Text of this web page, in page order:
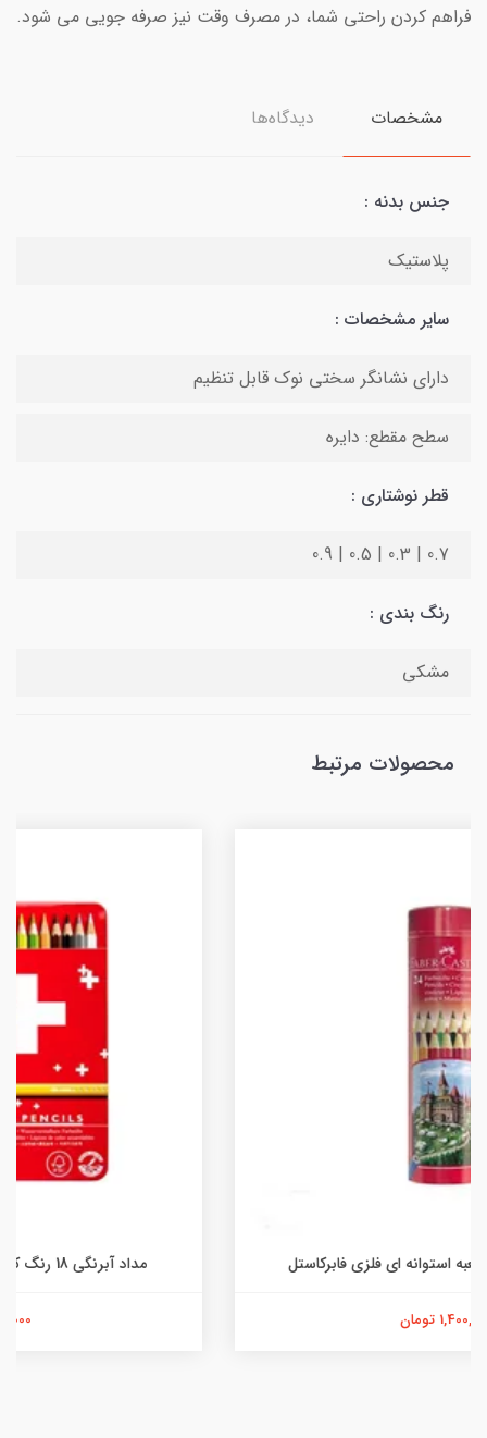
فراهم کردن راحتی شما، در مصرف وقت نیز صرفه جویی می شود.
مشخصات دیدگاه‌ها
جنس بدنه :
پلاستیک
سایر مشخصات :
دارای نشانگر سختی نوک قابل تنظیم
سطح مقطع: دایره
قطر نوشتاری :
0.7 | 0.3 | 0.5 | 0.9
رنگ بندی :
مشکی
محصولات مرتبط
مداد آبرنگی 18 رنگ کارن داش مدل Swiss Color